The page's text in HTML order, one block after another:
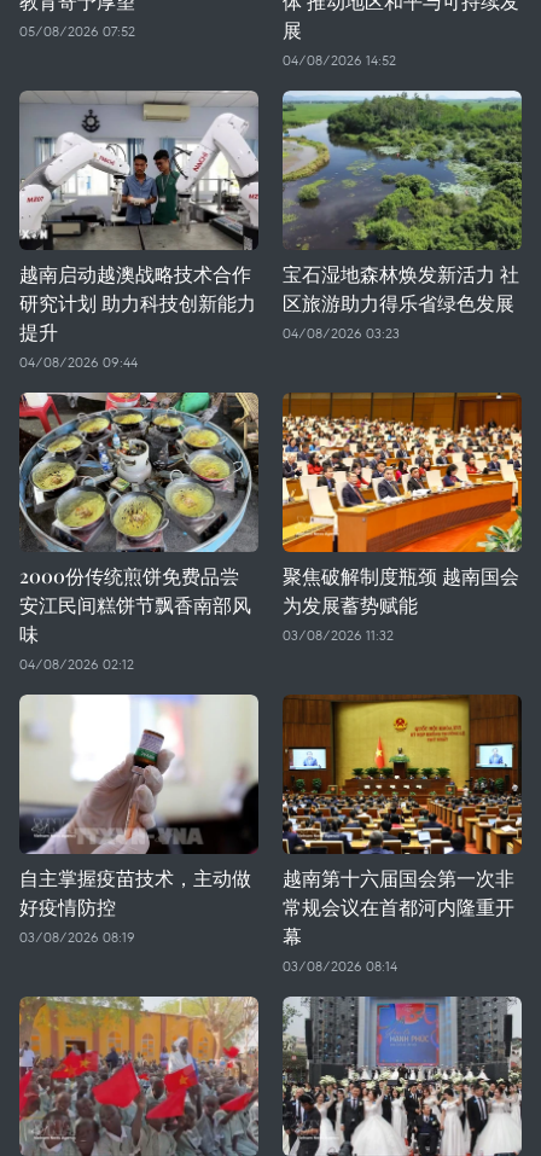
05/08/2026 07:52
展
04/08/2026 14:52
越南启动越澳战略技术合作
研究计划 助力科技创新能力
提升
04/08/2026 09:44
宝石湿地森林焕发新活力 社
区旅游助力得乐省绿色发展
04/08/2026 03:23
2000份传统煎饼免费品尝
安江民间糕饼节飘香南部风
味
04/08/2026 02:12
聚焦破解制度瓶颈 越南国会
为发展蓄势赋能
03/08/2026 11:32
自主掌握疫苗技术，主动做
好疫情防控
03/08/2026 08:19
越南第十六届国会第一次非
常规会议在首都河内隆重开
幕
03/08/2026 08:14